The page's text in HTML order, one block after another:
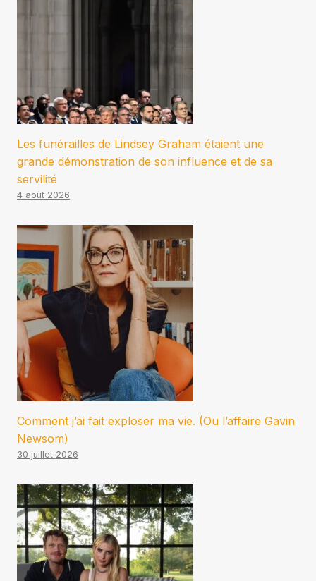
Les funérailles de Lindsey Graham étaient une
grande démonstration de son influence et de sa
servilité
4 août 2026
Comment j’ai fait exploser ma vie. (Ou l’affaire Gavin
Newsom)
30 juillet 2026